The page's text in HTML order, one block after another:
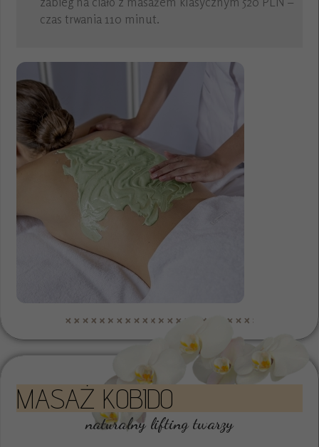
czas trwania 110 minut.
MASAŻ KOBIDO
naturalny lifting twarzy